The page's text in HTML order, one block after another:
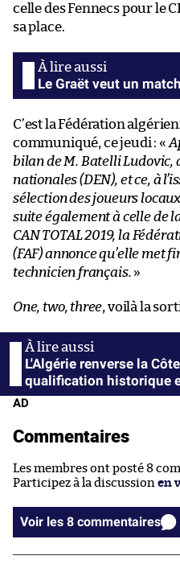
celle des Fennecs pour le
sa place.
Le Graët veut un
C’est la Fédération
communiqué, ce jeudi : «
bilan de M. Batelli Ludovic,
nationales (DEN), et ce, à
sélection des joueurs
suite également à celle de
CAN TOTAL 2019, la
(FAF) annonce qu’elle met
technicien français. »
One, two, three, voilà la
L'Algérie renverse la
qualification historique
AD
Commentaires
Les membres ont posté 8
Participez à la discussion en
Voir les 8 commentaires